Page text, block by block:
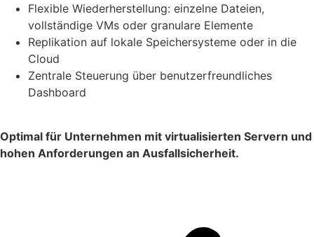
Flexible Wiederherstellung: einzelne Dateien,
vollständige VMs oder granulare Elemente
Replikation auf lokale Speichersysteme oder in die
Cloud
Zentrale Steuerung über benutzerfreundliches
Dashboard
Optimal für Unternehmen mit virtualisierten Servern und
hohen Anforderungen an Ausfallsicherheit.